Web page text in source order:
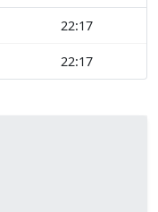
22:17
22:17